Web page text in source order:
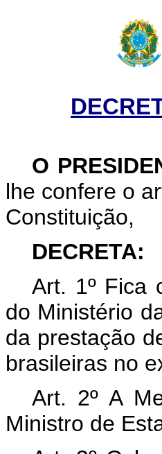
O
lhe confere o
Constituição,
DECRETA:
Art. 1º Fica
do Ministério
da prestação
brasileiras no
Art. 2º A
Ministro de